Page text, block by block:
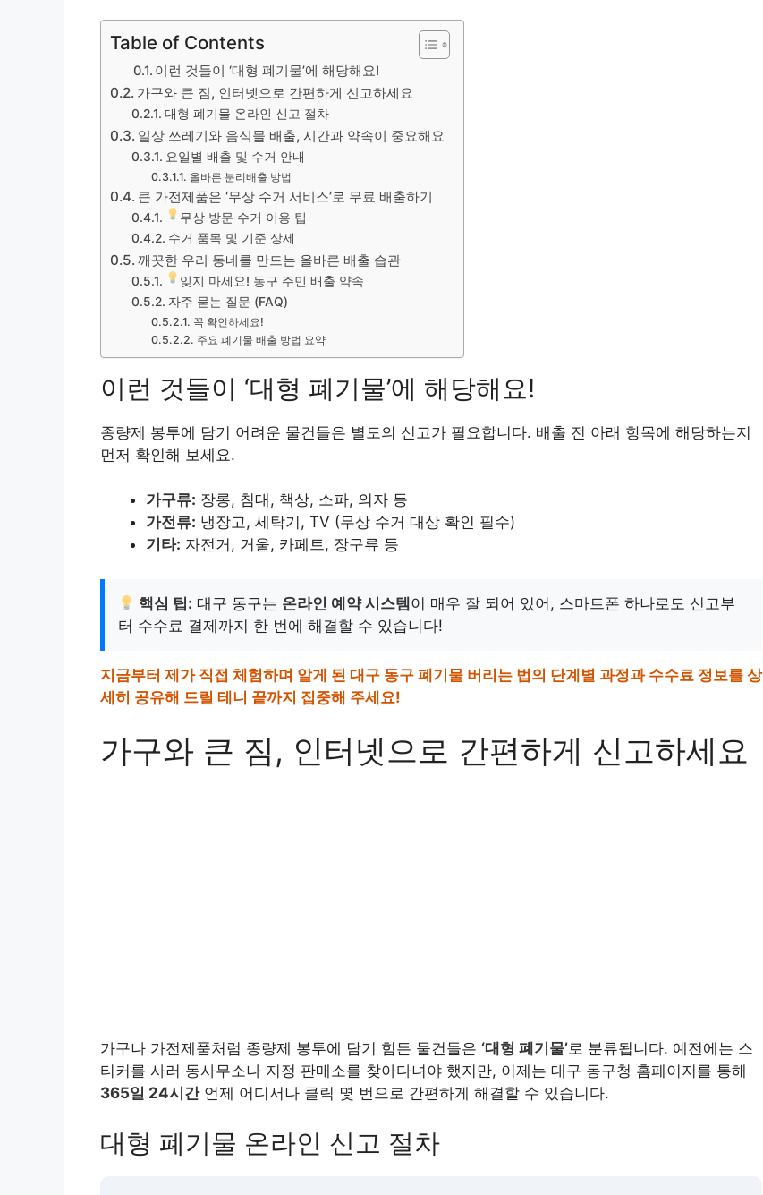
Table of Contents
이런 것들이 ‘대형 폐기물’에 해당해요!
가구와 큰 짐, 인터넷으로 간편하게 신고하세요
대형 폐기물 온라인 신고 절차
일상 쓰레기와 음식물 배출, 시간과 약속이 중요해요
요일별 배출 및 수거 안내
올바른 분리배출 방법
큰 가전제품은 ‘무상 수거 서비스’로 무료 배출하기
무상 방문 수거 이용 팁
수거 품목 및 기준 상세
깨끗한 우리 동네를 만드는 올바른 배출 습관
잊지 마세요! 동구 주민 배출 약속
자주 묻는 질문 (FAQ)
꼭 확인하세요!
주요 폐기물 배출 방법 요약
이런 것들이 ‘대형 폐기물’에 해당해요!
종량제 봉투에 담기 어려운 물건들은 별도의 신고가 필요합니다. 배출 전 아래 항목에 해당하는지
먼저 확인해 보세요.
가구류: 장롱, 침대, 책상, 소파, 의자 등
가전류: 냉장고, 세탁기, TV (무상 수거 대상 확인 필수)
기타: 자전거, 거울, 카페트, 장구류 등
핵심 팁: 대구 동구는 온라인 예약 시스템이 매우 잘 되어 있어, 스마트폰 하나로도 신고부
터 수수료 결제까지 한 번에 해결할 수 있습니다!
지금부터 제가 직접 체험하며 알게 된 대구 동구 폐기물 버리는 법의 단계별 과정과 수수료 정보를 상
세히 공유해 드릴 테니 끝까지 집중해 주세요!
가구와 큰 짐, 인터넷으로 간편하게 신고하세요
가구나 가전제품처럼 종량제 봉투에 담기 힘든 물건들은 ‘대형 폐기물’로 분류됩니다. 예전에는 스
티커를 사러 동사무소나 지정 판매소를 찾아다녀야 했지만, 이제는 대구 동구청 홈페이지를 통해
365일 24시간언제 어디서나 클릭 몇 번으로 간편하게 해결할 수 있습니다.
대형 폐기물 온라인 신고 절차